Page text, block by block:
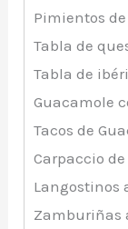
Pimientos
Tabla de
Tabla de
Guacamole
Tacos de
Carpaccio
Langostinos
Zamburiñas